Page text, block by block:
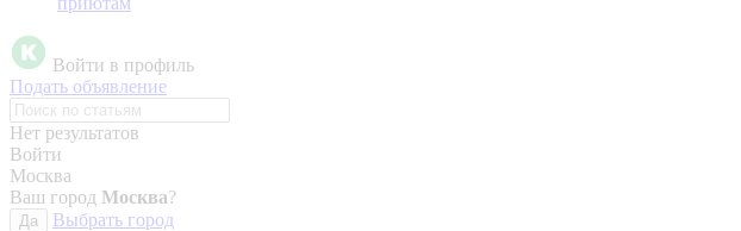
Войти в профиль
Подать объявление
Нет результатов
Войти
Москва
Ваш город Москва?
Да
Выбрать город